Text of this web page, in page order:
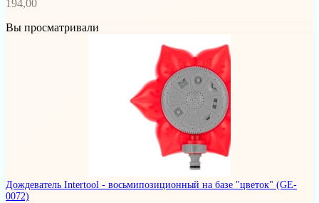
194,00
Вы просматривали
Дождеватель Intertool - восьмипозиционный на базе "цветок" (GE-
0072)